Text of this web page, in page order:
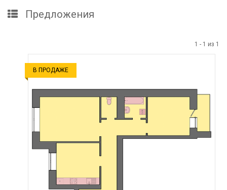
Предложения
1 - 1 из 1
В ПРОДАЖЕ